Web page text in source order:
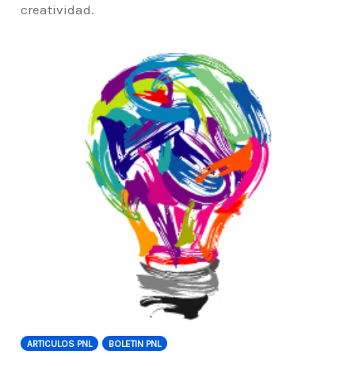
creatividad.
ARTICULOS PNL BOLETIN PNL